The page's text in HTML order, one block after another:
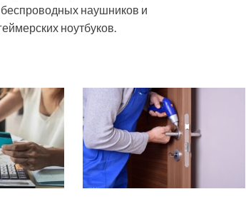
наушников и
ноутбуков.